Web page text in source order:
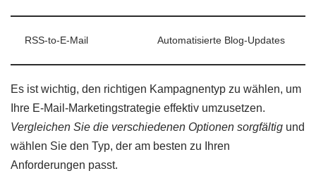
RSS-to-E-Mail Automatisierte Blog-Updates
Es ist wichtig, den richtigen Kampagnentyp zu wählen, um
Ihre E-Mail-Marketingstrategie effektiv umzusetzen.
Vergleichen Sie die verschiedenen Optionen sorgfältig und
wählen Sie den Typ, der am besten zu Ihren
Anforderungen passt.